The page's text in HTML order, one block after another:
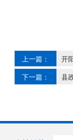
上一篇：
开
下一篇：
县